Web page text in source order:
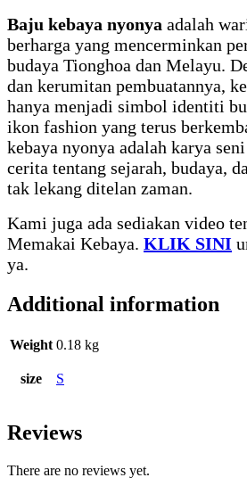
Baju kebaya nyonya adalah
berharga yang mencerminkan
budaya Tionghoa dan Melayu.
dan kerumitan pembuatannya,
hanya menjadi simbol identiti
ikon fashion yang terus
kebaya nyonya adalah karya
cerita tentang sejarah, budaya,
tak lekang ditelan zaman.
Kami juga ada sediakan video
Memakai Kebaya. KLIK SINI
ya.
Additional information
Weight 0.18 kg
size S
Reviews
There are no reviews yet.